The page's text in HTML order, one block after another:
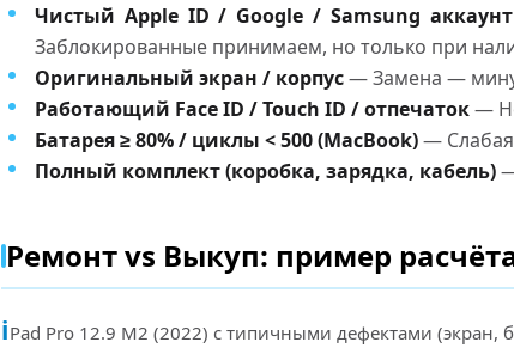
Чистый Apple ID / Google / Samsung аккаунт
Заблокированные принимаем, но только при
Оригинальный экран / корпус— Замена —
Работающий Face ID / Touch ID / отпечаток—
Батарея ≥ 80% / циклы < 500 (MacBook)—
Полный комплект (коробка, зарядка, кабель)
Ремонт vs Выкуп: пример
iPad Pro 12.9 M2 (2022) с типичными дефектами (экран,